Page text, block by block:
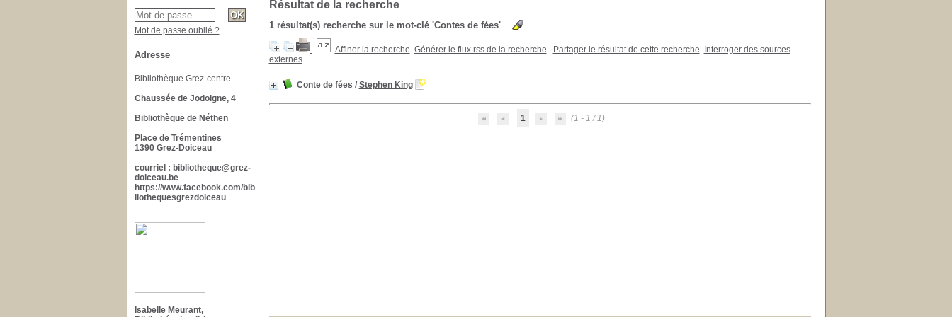
Résultat de la recherche
1 résultat(s) recherche sur le mot-clé 'Contes de fées'
Affiner la recherche Générer le flux rss de la recherche Partager le résultat de cette recherche
Interroger des sources
externes
Conte de fées / Stephen King
1 (1 - 1 / 1)
Mot de passe oublié ?
Adresse
Bibliothèque Grez-centre
Chaussée de Jodoigne, 4
Bibliothèque de Néthen
Place de Trémentines
1390 Grez-Doiceau
courriel : bibliotheque@grez-
doiceau.be
https://www.facebook.com/bib
liothequesgrezdoiceau
Isabelle Meurant,